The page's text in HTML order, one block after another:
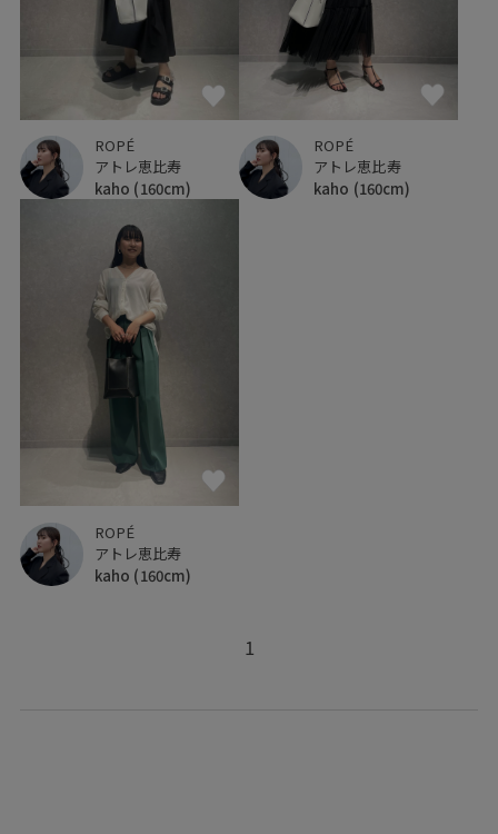
ROPÉ
アトレ恵比寿
kaho (160cm)
ROPÉ
アトレ恵比寿
kaho (160cm)
ROPÉ
アトレ恵比寿
kaho (160cm)
1